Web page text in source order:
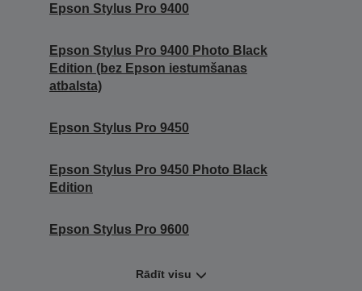
Epson Stylus Pro 9400
Epson Stylus Pro 9400 Photo Black
Edition (bez Epson iestumšanas
atbalsta)
Epson Stylus Pro 9450
Epson Stylus Pro 9450 Photo Black
Edition
Epson Stylus Pro 9600
Rādīt visu